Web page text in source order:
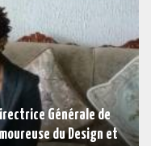
Générale de
du Design et